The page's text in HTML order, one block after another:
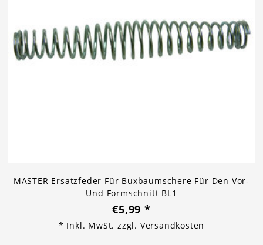
MASTER Ersatzfeder Für Buxbaumschere Für Den Vor-
Und Formschnitt BL1
€5,99 *
* Inkl. MwSt. zzgl. Versandkosten